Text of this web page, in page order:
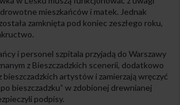
mieszkańców i matek. Jednak
zamknięta pod koniec zeszłego roku,
i personel szpitala przyjadą do Warszawy
z Bieszczadzkich scenerii, dodatkowo
artystów i zamierzają wręczyć
bieszczadzku” w zdobionej drewnianej
podpisy.